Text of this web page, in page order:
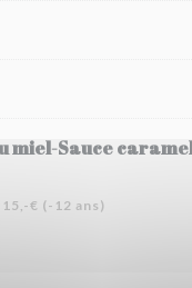
miel-Sauce
€ (-12 ans)